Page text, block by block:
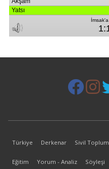
Türkiye Derkenar Sivil Toplum
Eğitim Yorum - Analiz Söyleşi